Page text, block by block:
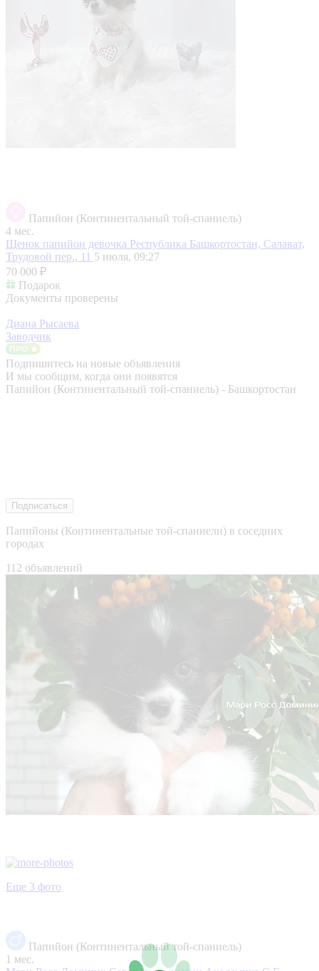
Папийон (Континентальный той-спаниель)
4 мес.
Щенок папийон девочка Республика Башкортостан, Салават,
Трудовой пер., 11 5 июля, 09:27
70 000 ₽
Подарок
Документы проверены
Диана Рысаева
Заводчик
Подпишитесь на новые объявления
И мы сообщим, когда они появятся
Папийон (Континентальный той-спаниель) - Башкортостан
Подписаться
Папийоны (Континентальные той-спаниели) в соседних
городах
112 объявлений
Еще 3 фото
Папийон (Континентальный той-спаниель)
1 мес.